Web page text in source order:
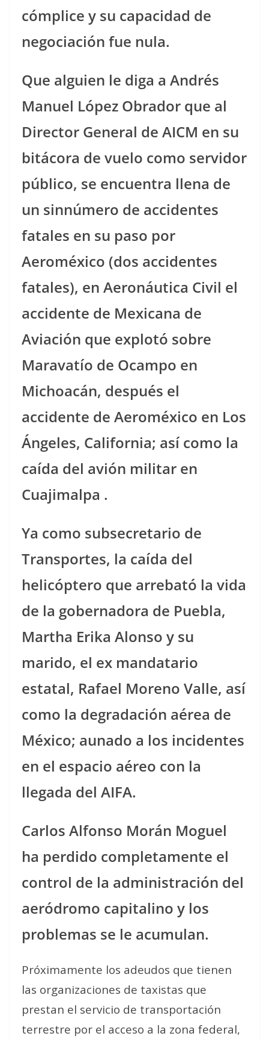
cómplice y su capacidad de
negociación fue nula.
Que alguien le diga a Andrés
Manuel López Obrador que al
Director General de AICM en su
bitácora de vuelo como servidor
público, se encuentra llena de
un sinnúmero de accidentes
fatales en su paso por
Aeroméxico (dos accidentes
fatales), en Aeronáutica Civil el
accidente de Mexicana de
Aviación que explotó sobre
Maravatío de Ocampo en
Michoacán, después el
accidente de Aeroméxico en Los
Ángeles, California; así como la
caída del avión militar en
Cuajimalpa .
Ya como subsecretario de
Transportes, la caída del
helicóptero que arrebató la vida
de la gobernadora de Puebla,
Martha Erika Alonso y su
marido, el ex mandatario
estatal, Rafael Moreno Valle, así
como la degradación aérea de
México; aunado a los incidentes
en el espacio aéreo con la
llegada del AIFA.
Carlos Alfonso Morán Moguel
ha perdido completamente el
control de la administración del
aeródromo capitalino y los
problemas se le acumulan.
Próximamente los adeudos que tienen
las organizaciones de taxistas que
prestan el servicio de transportación
terrestre por el acceso a la zona federal,